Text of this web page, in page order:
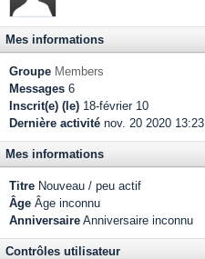
Mes informations
Groupe Members
Messages 6
Inscrit(e) (le) 18-février 10
Dernière activité nov. 20 2020 13:23
Mes informations
Titre Nouveau / peu actif
Âge Âge inconnu
Anniversaire Anniversaire inconnu
Contrôles utilisateur